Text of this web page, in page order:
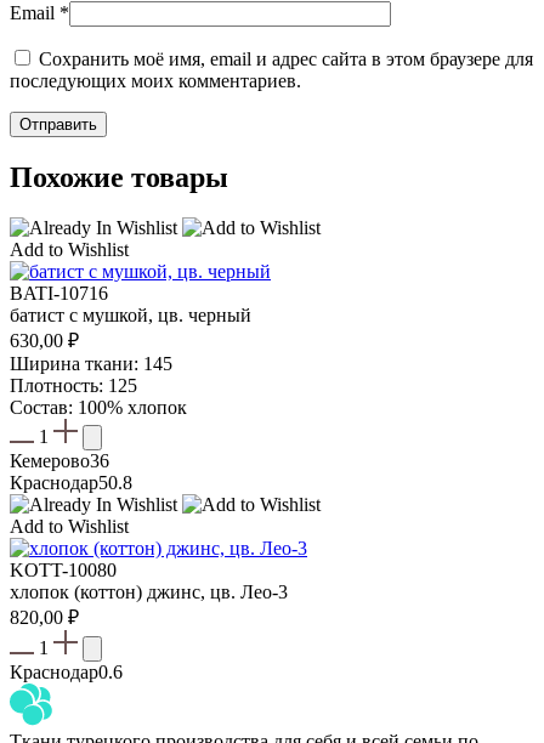
Email *
Сохранить моё имя, email и адрес сайта в этом браузере для
последующих моих комментариев.
Похожие товары
Add to Wishlist
BATI-10716
батист с мушкой, цв. черный
630,00 ₽
Ширина ткани: 145
Плотность: 125
Состав: 100% хлопок
1
Кемерово36
Краснодар50.8
Add to Wishlist
KOTT-10080
хлопок (коттон) джинс, цв. Лео-3
820,00 ₽
1
Краснодар0.6